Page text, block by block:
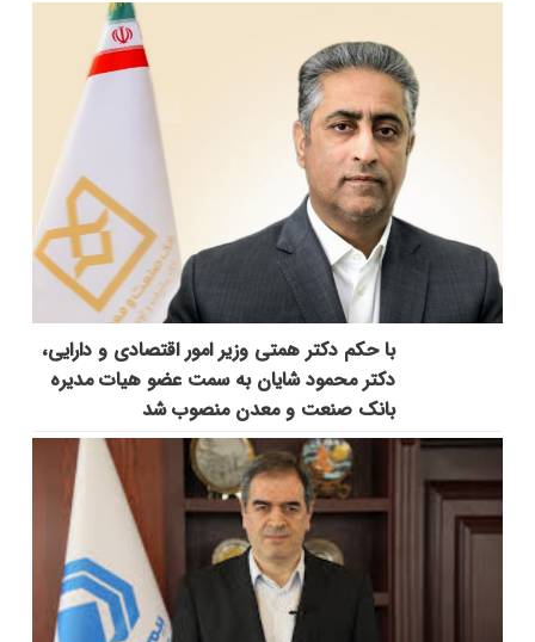
با حکم دکتر همتی وزیر امور اقتصادی و دارایی،
دکتر محمود شایان به سمت عضو هیات مدیره
بانک صنعت و معدن منصوب شد